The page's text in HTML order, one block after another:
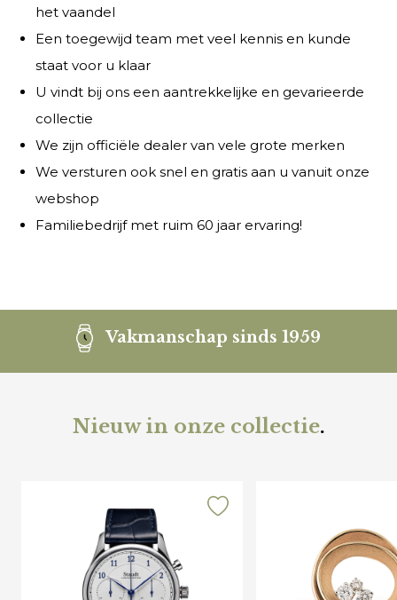
het vaandel
Een toegewijd team met veel kennis en kunde
staat voor u klaar
U vindt bij ons een aantrekkelijke en gevarieerde
collectie
We zijn officiële dealer van vele grote merken
We versturen ook snel en gratis aan u vanuit onze
webshop
Familiebedrijf met ruim 60 jaar ervaring!
Vakmanschap sinds 1959
Nieuw in onze collectie.